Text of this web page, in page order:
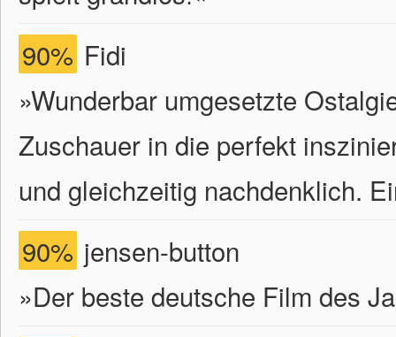
90% Fidi
»Wunderbar umgesetzte
Zuschauer in die perfekt
und gleichzeitig nachdenklich.
90% jensen-button
»Der beste deutsche Film des